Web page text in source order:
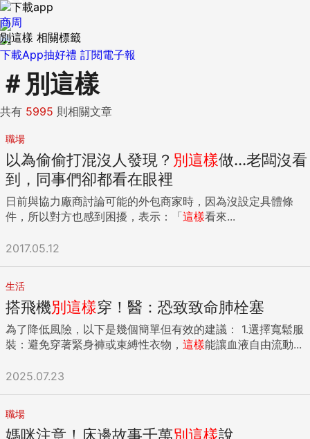
下載App抽好禮 訂閱電子報
商周
別這樣 相關標籤
＃ 別這樣
共有 5995 則相關文章
職場
以為偷偷打混沒人發現？ 別這樣做...老闆沒看
到，同事們卻都看在眼裡
日前與協力廠商討論可能的外包商家時，因為沒設定具體條
件，所以對方也感到困擾，表示：「這樣看來...
2017.05.12
生活
搭飛機別這樣穿！醫：恐致致命肺栓塞
為了降低風險，以下是幾個簡單但有效的建議： 1.選擇寬鬆服
裝：避免穿著緊身褲或束縛性衣物， 這樣能讓血液自由流動...
2025.07.23
職場
媽咪注意！床邊故事千萬別這樣說